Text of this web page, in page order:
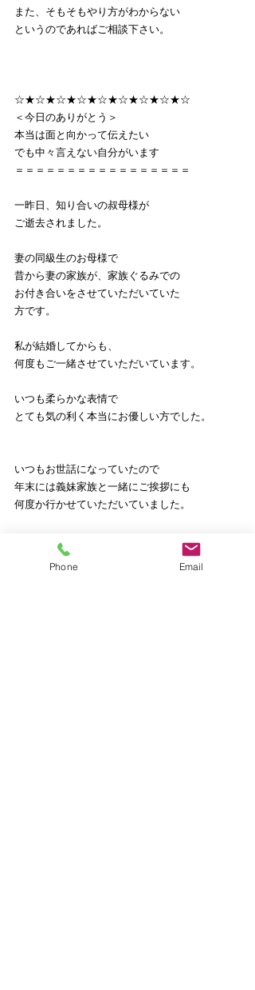
また、そもそもやり方がわからない
というのであればご相談下さい。
☆★☆★☆★☆★☆★☆★☆★☆★☆
＜今日のありがとう＞
本当は面と向かって伝えたい
でも中々言えない自分がいます
＝＝＝＝＝＝＝＝＝＝＝＝＝＝＝＝＝
一昨日、知り合いの叔母様が
ご逝去されました。
妻の同級生のお母様で
昔から妻の家族が、家族ぐるみでの
お付き合いをさせていただいていた
方です。
私が結婚してからも、
何度もご一緒させていただいています。
いつも柔らかな表情で
とても気の利く本当にお優しい方でした。
いつもお世話になっていたので
年末には義妹家族と一緒にご挨拶にも
何度か行かせていただいていました。
ところが、何年か前からご病気を
患うようになってしまいました。
Phone Email